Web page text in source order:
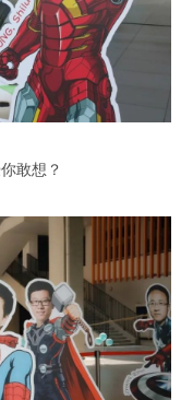
敢想？